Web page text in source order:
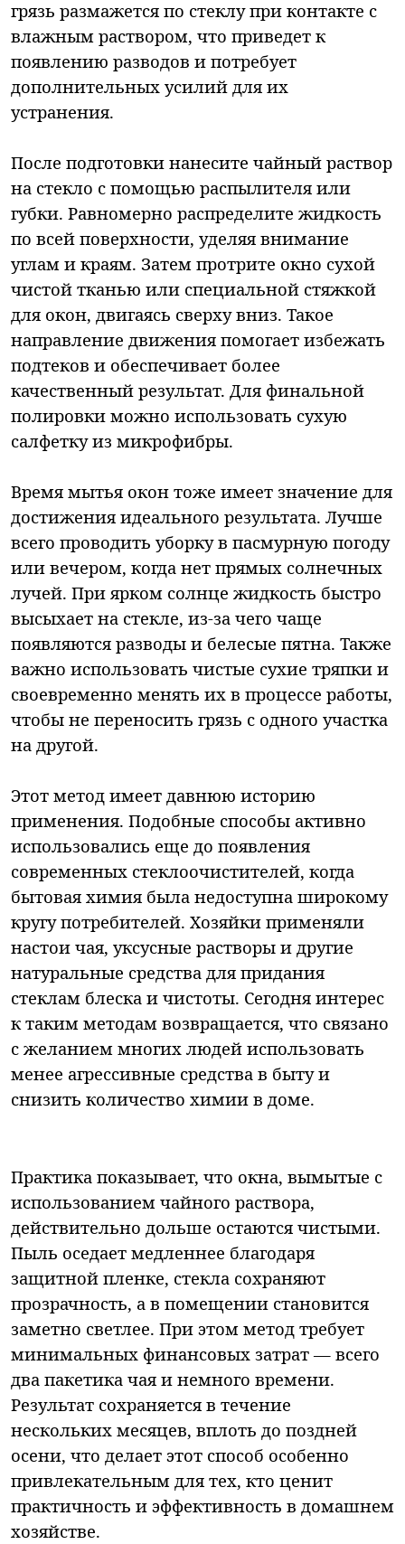
грязь размажется по стеклу при контакте с
влажным раствором, что приведет к
появлению разводов и потребует
дополнительных усилий для их
устранения.
После подготовки нанесите чайный раствор
на стекло с помощью распылителя или
губки. Равномерно распределите жидкость
по всей поверхности, уделяя внимание
углам и краям. Затем протрите окно сухой
чистой тканью или специальной стяжкой
для окон, двигаясь сверху вниз. Такое
направление движения помогает избежать
подтеков и обеспечивает более
качественный результат. Для финальной
полировки можно использовать сухую
салфетку из микрофибры.
Время мытья окон тоже имеет значение для
достижения идеального результата. Лучше
всего проводить уборку в пасмурную погоду
или вечером, когда нет прямых солнечных
лучей. При ярком солнце жидкость быстро
высыхает на стекле, из-за чего чаще
появляются разводы и белесые пятна. Также
важно использовать чистые сухие тряпки и
своевременно менять их в процессе работы,
чтобы не переносить грязь с одного участка
на другой.
Этот метод имеет давнюю историю
применения. Подобные способы активно
использовались еще до появления
современных стеклоочистителей, когда
бытовая химия была недоступна широкому
кругу потребителей. Хозяйки применяли
настои чая, уксусные растворы и другие
натуральные средства для придания
стеклам блеска и чистоты. Сегодня интерес
к таким методам возвращается, что связано
с желанием многих людей использовать
менее агрессивные средства в быту и
снизить количество химии в доме.
Практика показывает, что окна, вымытые с
использованием чайного раствора,
действительно дольше остаются чистыми.
Пыль оседает медленнее благодаря
защитной пленке, стекла сохраняют
прозрачность, а в помещении становится
заметно светлее. При этом метод требует
минимальных финансовых затрат — всего
два пакетика чая и немного времени.
Результат сохраняется в течение
нескольких месяцев, вплоть до поздней
осени, что делает этот способ особенно
привлекательным для тех, кто ценит
практичность и эффективность в домашнем
хозяйстве.